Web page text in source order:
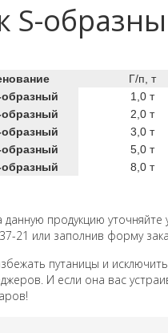
S-
Г/п, т
1,0 т
2,0 т
3,0 т
5,0 т
8,0 т
продукцию
21 или заполнив форму
путаницы и исключить
И если она вас